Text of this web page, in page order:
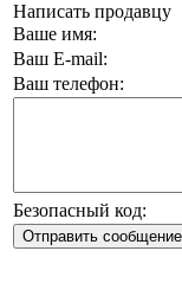
Написать продавцу
Ваше имя:
Ваш E-mail:
Ваш телефон:
Безопасный код: